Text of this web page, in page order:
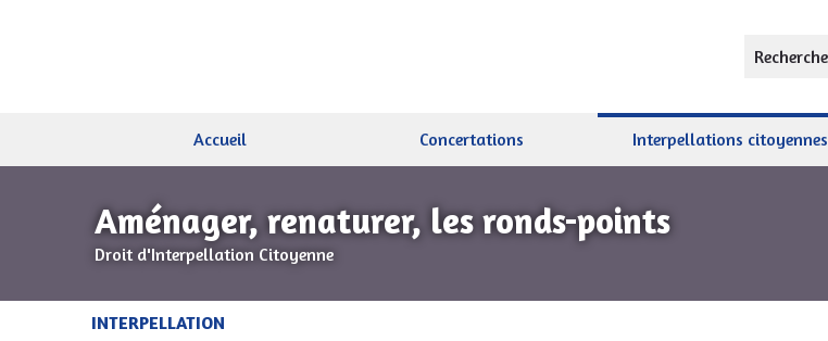
Rechercher
Accueil Concertations Interpellations citoyennes
Aménager, renaturer, les ronds-points
Droit d'Interpellation Citoyenne
INTERPELLATION